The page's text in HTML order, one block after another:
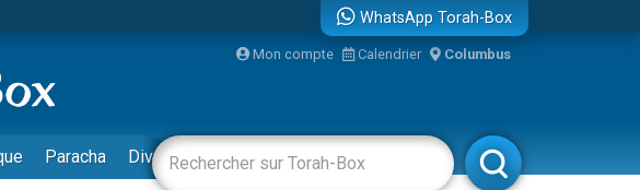
Orphelins
appartement insalubre
WhatsApp Torah-Box
Mon compte Calendrier Columbus
Paracha Divertissements Livres Rabbanim